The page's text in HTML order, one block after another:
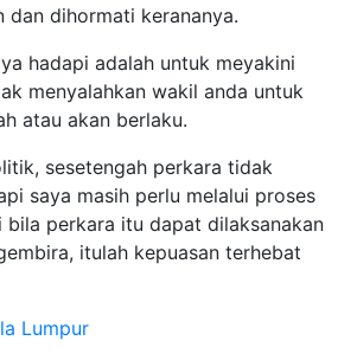
dan dihormati kerananya.
hadapi adalah untuk meyakini
menyalahkan wakil anda untuk
atau akan berlaku.
sesetengah perkara tidak
saya masih perlu melalui proses
bila perkara itu dapat dilaksanakan
itulah kepuasan terhebat
Lumpur